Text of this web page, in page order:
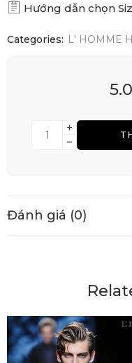
Hướng dẫn chọn
Categories: L' HOMME
Đánh giá (0)